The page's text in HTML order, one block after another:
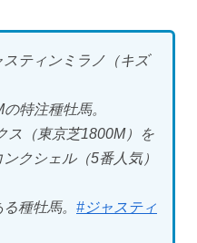
ティンミラノ（キズ
特注種牡馬。
ス（東京芝1800M）を
クシェル（5番人気）
種牡馬。 #ジャスティ